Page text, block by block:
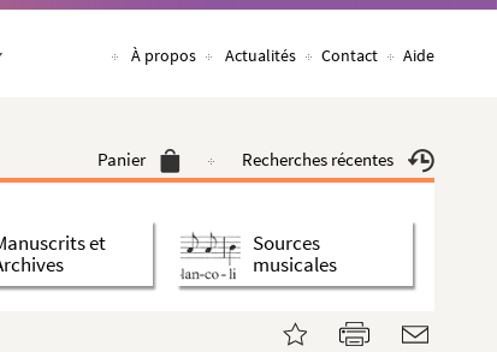
À propos Actualités Contact Aide
Panier Recherches récentes
et
Sources
musicales